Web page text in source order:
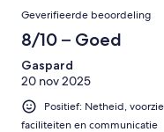
Geverifieerde beoordeling
8/10 – Goed
Gaspard
20 nov 2025
Positief: Netheid,
faciliteiten en communicatie